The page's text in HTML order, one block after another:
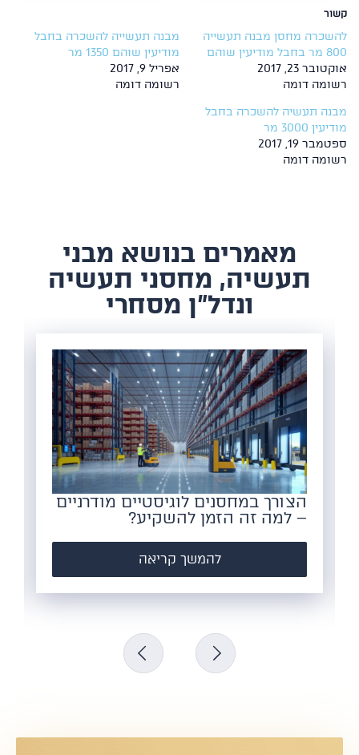
קשור
להשכרה מחסן מבנה תעשייה
800 מר בחבל מודיעין שוהם
אוקטובר 23, 2017
רשומה דומה
מבנה תעשייה להשכרה בחבל
מודיעין שוהם 1350 מר
אפריל 9, 2017
רשומה דומה
מבנה תעשיה להשכרה בחבל
מודיעין 3000 מר
ספטמבר 19, 2017
רשומה דומה
​מאמרים בנושא מבני
תעשיה, מחסני תעשיה
ונדל"ן מסחרי
הצורך במחסנים לוגיסטיים מודרניים
– למה זה הזמן להשקיע?
להמשך קריאה